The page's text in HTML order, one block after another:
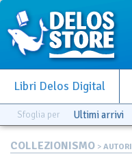
Libri Delos Digital
Sfoglia per Ultimi arrivi
COLLEZIONISMO > AUTORI